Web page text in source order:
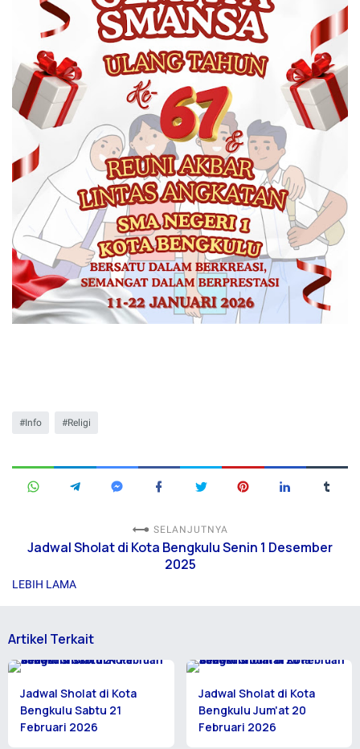
Info Religi
SELANJUTNYA
Jadwal Sholat di Kota Bengkulu Senin 1 Desember
2025
LEBIH LAMA
Artikel Terkait
Jadwal Sholat di Kota
Bengkulu Sabtu 21
Februari 2026
Jadwal Sholat di Kota
Bengkulu Jum'at 20
Februari 2026